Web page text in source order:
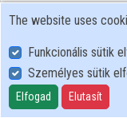
User Policy
Adatkezelési tájékoztató
Cookie Policy
The website uses
Funkcionális sütik
Személyes sütik
Elfogad Elutasít